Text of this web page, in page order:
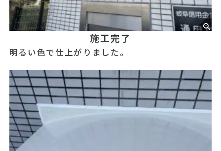
施工完了
明るい色で仕上がりました。